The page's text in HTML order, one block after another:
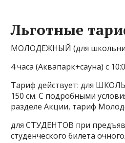
Льготные
МОЛОДЕЖНЫЙ (для
4 часа (Аквапарк+сауна) с
Тариф действует: для
150 см. С подробными
разделе Акции, тариф
для СТУДЕНТОВ при
студенческого билета